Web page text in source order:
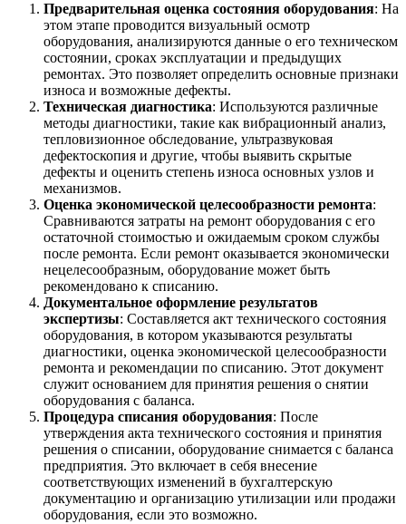
Предварительная оценка состояния оборудования: На
этом этапе проводится визуальный осмотр
оборудования, анализируются данные о его техническом
состоянии, сроках эксплуатации и предыдущих
ремонтах. Это позволяет определить основные признаки
износа и возможные дефекты.
Техническая диагностика: Используются различные
методы диагностики, такие как вибрационный анализ,
тепловизионное обследование, ультразвуковая
дефектоскопия и другие, чтобы выявить скрытые
дефекты и оценить степень износа основных узлов и
механизмов.
Оценка экономической целесообразности ремонта:
Сравниваются затраты на ремонт оборудования с его
остаточной стоимостью и ожидаемым сроком службы
после ремонта. Если ремонт оказывается экономически
нецелесообразным, оборудование может быть
рекомендовано к списанию.
Документальное оформление результатов
экспертизы: Составляется акт технического состояния
оборудования, в котором указываются результаты
диагностики, оценка экономической целесообразности
ремонта и рекомендации по списанию. Этот документ
служит основанием для принятия решения о снятии
оборудования с баланса.
Процедура списания оборудования: После
утверждения акта технического состояния и принятия
решения о списании, оборудование снимается с баланса
предприятия. Это включает в себя внесение
соответствующих изменений в бухгалтерскую
документацию и организацию утилизации или продажи
оборудования, если это возможно.